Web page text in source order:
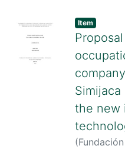
fin de
peligros y
a los que
trabajo; el
gobierno
Item
the new
(